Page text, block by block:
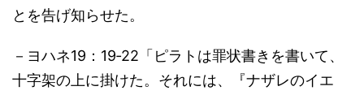
とを告げ知らせた。
－ヨハネ19：19‐22「ピラトは罪状書きを書いて、
十字架の上に掛けた。それには、『ナザレのイエ